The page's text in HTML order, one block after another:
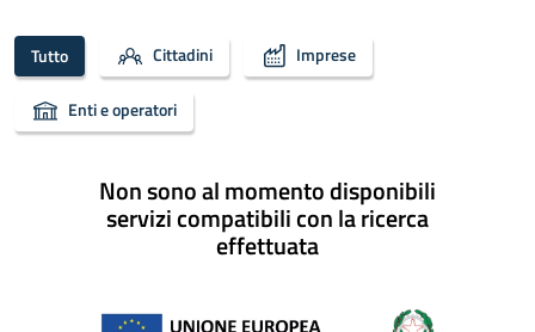
Tutto Cittadini Imprese
Enti e operatori
Non sono al momento disponibili
servizi compatibili con la ricerca
effettuata